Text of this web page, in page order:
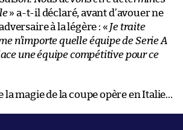
» a-t-il déclaré, avant d’avouer ne
à la légère : « Je traite
n’importe quelle équipe de Serie A
une équipe compétitive pour ce
la magie de la coupe opère en Italie…